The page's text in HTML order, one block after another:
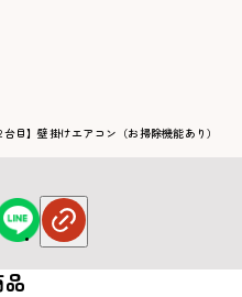
目】壁掛けエアコン（お掃除機能あり）